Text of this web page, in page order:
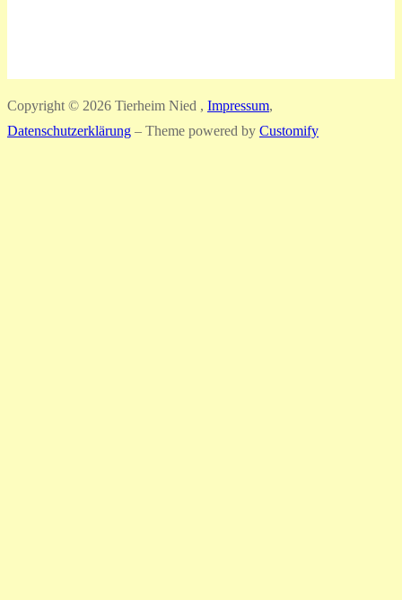
Copyright © 2026 Tierheim Nied , Impressum,
Datenschutzerklärung – Theme powered by Customify